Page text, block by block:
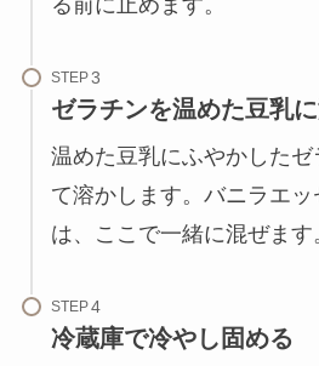
る前に止めます。
STEP
ゼラチンを温めた豆乳
温めた豆乳にふやかした
て溶かします。バニラエ
は、ここで一緒に混ぜます
STEP
冷蔵庫で冷やし固める